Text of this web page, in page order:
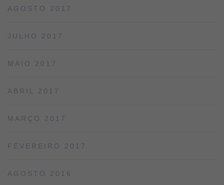
AGOSTO 2017
JULHO 2017
MAIO 2017
ABRIL 2017
MARÇO 2017
FEVEREIRO 2017
AGOSTO 2016